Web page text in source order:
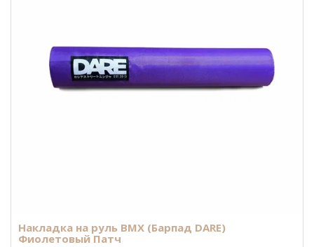
Накладка на руль BMX (Барпад DARE)
Фиолетовый Патч